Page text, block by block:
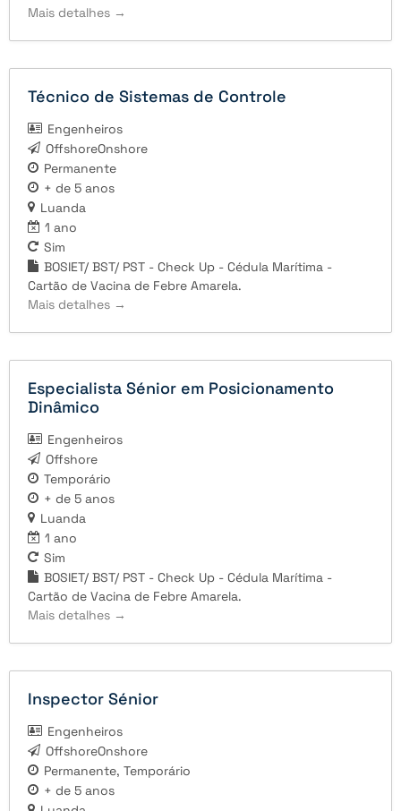
Mais detalhes
Técnico de Sistemas de Controle
Engenheiros
OffshoreOnshore
Permanente
+ de 5 anos
Luanda
1 ano
Sim
BOSIET/ BST/ PST - Check Up - Cédula Marítima -
Cartão de Vacina de Febre Amarela.
Mais detalhes
Especialista Sénior em Posicionamento
Dinâmico
Engenheiros
Offshore
Temporário
+ de 5 anos
Luanda
1 ano
Sim
BOSIET/ BST/ PST - Check Up - Cédula Marítima -
Cartão de Vacina de Febre Amarela.
Mais detalhes
Inspector Sénior
Engenheiros
OffshoreOnshore
Permanente Temporário
+ de 5 anos